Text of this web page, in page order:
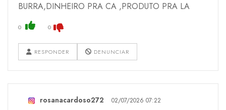
BURRA,DINHEIRO PRA CA ,PRODUTO PRA LA
0 0
RESPONDER DENUNCIAR
rosanacardoso272 02/07/2026 07:22